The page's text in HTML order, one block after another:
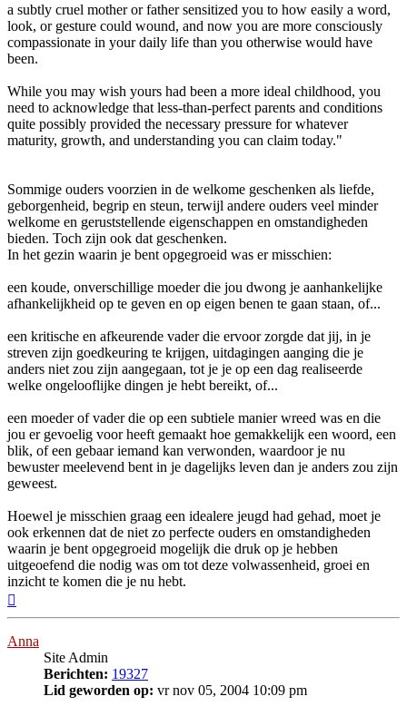
a subtly cruel mother or father sensitized you to how easily a word,
look, or gesture could wound, and now you are more consciously
compassionate in your daily life than you otherwise would have
been.
While you may wish yours had been a more ideal childhood, you
need to acknowledge that less-than-perfect parents and conditions
quite possibly provided the necessary pressure for whatever
maturity, growth, and understanding you can claim today."
Sommige ouders voorzien in de welkome geschenken als liefde,
geborgenheid, begrip en steun, terwijl andere ouders veel minder
welkome en geruststellende eigenschappen en omstandigheden
bieden. Toch zijn ook dat geschenken.
In het gezin waarin je bent opgegroeid was er misschien:
een koude, onverschillige moeder die jou dwong je aanhankelijke
afhankelijkheid op te geven en op eigen benen te gaan staan, of...
een kritische en afkeurende vader die ervoor zorgde dat jij, in je
streven zijn goedkeuring te krijgen, uitdagingen aanging die je
anders niet zou zijn aangegaan, tot je je op een dag realiseerde
welke ongelooflijke dingen je hebt bereikt, of...
een moeder of vader die op een subtiele manier wreed was en die
jou er gevoelig voor heeft gemaakt hoe gemakkelijk een woord, een
blik, of een gebaar iemand kan verwonden, waardoor je nu
bewuster meelevend bent in je dagelijks leven dan je anders zou zijn
geweest.
Hoewel je misschien graag een idealere jeugd had gehad, moet je
ook erkennen dat de niet zo perfecte ouders en omstandigheden
waarin je bent opgegroeid mogelijk die druk op je hebben
uitgeoefend die nodig was om tot deze volwassenheid, groei en
inzicht te komen die je nu hebt.
Anna
Site Admin
Berichten: 19327
Lid geworden op: vr nov 05, 2004 10:09 pm